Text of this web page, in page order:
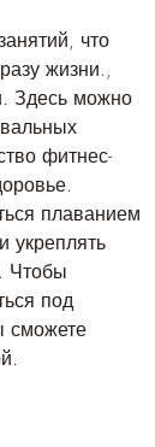
что
жизни.,
Здесь можно
фитнес-
плаванием
укреплять
Чтобы
под
сможете